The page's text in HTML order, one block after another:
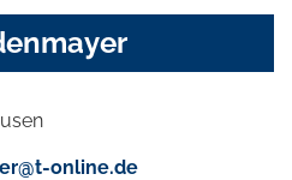
online.de